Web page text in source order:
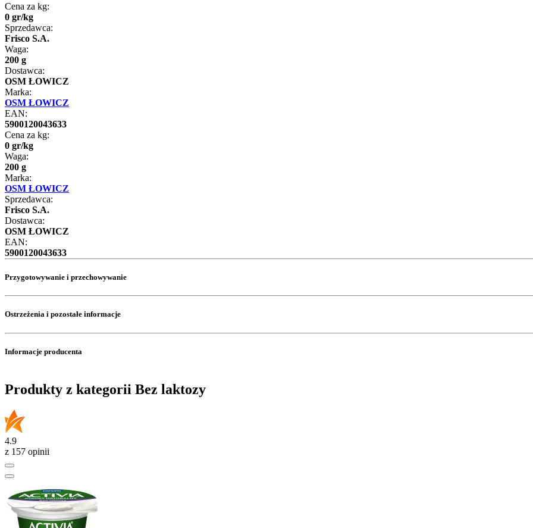
Cena za kg:
0 gr/kg
Sprzedawca:
Frisco S.A.
Waga:
200 g
Dostawca:
OSM ŁOWICZ
Marka:
OSM ŁOWICZ
EAN:
5900120043633
Cena za kg:
0 gr/kg
Waga:
200 g
Marka:
OSM ŁOWICZ
Sprzedawca:
Frisco S.A.
Dostawca:
OSM ŁOWICZ
EAN:
5900120043633
Przygotowywanie i przechowywanie
Ostrzeżenia i pozostałe informacje
Informacje producenta
Produkty z kategorii Bez laktozy
4.9
z 157 opinii